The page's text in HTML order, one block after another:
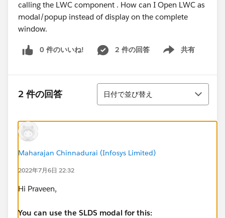
calling the LWC component . How can I Open LWC as
modal/popup instead of display on the complete
window.
0 件のいいね! 2 件の回答 共有
Show menu
2 件の回答
並び替え
日付で並び替え
Maharajan Chinnadurai (Infosys Limited)
2022年7月6日 22:32
Hi Praveen,
You can use the SLDS modal for this: